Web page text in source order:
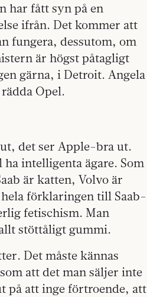
har fått syn på en
ifrån. Det kommer att
fungera, dessutom, om
är högst påtagligt
gärna, i Detroit. Angela
Opel.
det ser Apple-bra ut.
intelligenta ägare. Som
är katten, Volvo är
förklaringen till Saab-
fetischism. Man
stöttåligt gummi.
Det måste kännas
att det man säljer inte
på att inge förtroende, att